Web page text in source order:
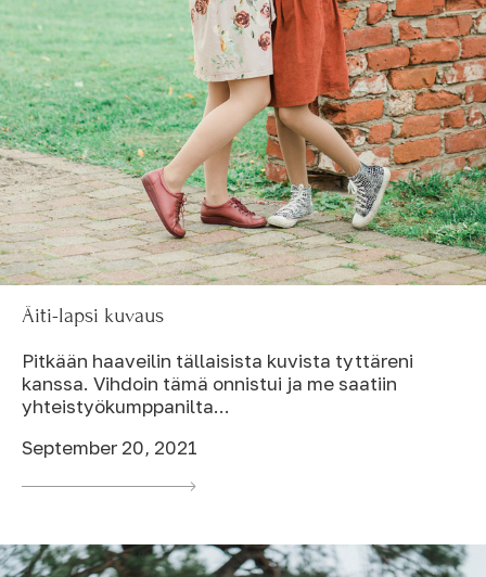
Äiti-lapsi kuvaus
Pitkään haaveilin tällaisista kuvista tyttäreni
kanssa. Vihdoin tämä onnistui ja me saatiin
yhteistyökumppanilta...
September 20, 2021